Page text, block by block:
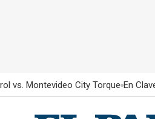
vs. Montevideo City Torque En